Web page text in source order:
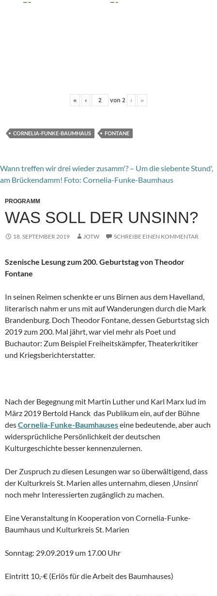
« ‹ von 2 › »
CORNELIA-FUNKE-BAUMHAUS FONTANE
Wann treffen wir drei wieder zusamm'? – Um die siebente Stund',
am Brückendamm! Foto: Cornelia-Funke-Baumhaus
PROGRAMM
WAS SOLL DER UNSINN?
18. SEPTEMBER 2019 JOTW SCHREIBE EINEN KOMMENTAR
Szenische Lesung zum 200. Geburtstag von Theodor
Fontane
In seinen Reimen schenkte er uns Birnen aus dem Havelland,
literarisch nahm er uns mit auf Wanderungen durch die Mark
Brandenburg. Doch Theodor Fontane, dessen Geburtstag sich
2019 zum 200. Mal jährt, war viel mehr als Poet und
Buchautor: Zum Beispiel Freiheitskämpfer, Theaterkritiker
und Kriegsberichterstatter.
Nach der Begegnung mit Martin Luther und Karl Marx lud im
März 2019 Bertold Hanck das Publikum ein, auf der Bühne
desCornelia-Funke-Baumhauseseine bedeutende, aber auch
widersprüchliche Persönlichkeit der deutschen
Kulturgeschichte besser kennenzulernen.
Der Zuspruch zu diesen Lesungen war so überwältigend, dass
der Kulturkreis St. Marien alles unternahm, diesen ‚Unsinn‘
noch mehr Interessierten zugänglich zu machen.
Eine Veranstaltung in Kooperation von Cornelia-Funke-
Baumhaus und Kulturkreis St. Marien
Sonntag: 29.09.2019 um 17.00 Uhr
Eintritt 10,-€ (Erlös für die Arbeit des Baumhauses)